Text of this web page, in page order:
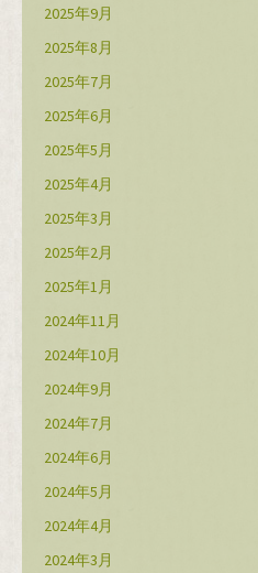
2025年9月
2025年8月
2025年7月
2025年6月
2025年5月
2025年4月
2025年3月
2025年2月
2025年1月
2024年11月
2024年10月
2024年9月
2024年7月
2024年6月
2024年5月
2024年4月
2024年3月